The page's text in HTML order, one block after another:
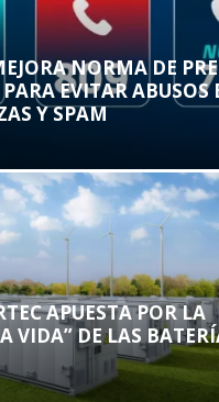
NORMA DE
EVITAR ABUSOS
Y SPAM
APUESTA POR LA
VIDA” DE LAS